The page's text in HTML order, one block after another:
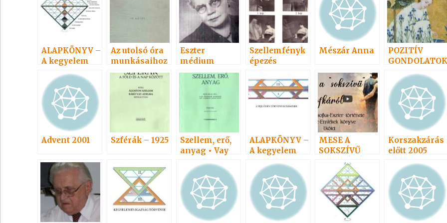
népszerűségi
sorrendben 1
ALAPKÖNYV –
A kegyelem
törvényvilága
4.
Az utolsó óra
munkásaihoz
IV. 1941
Eszter
médium
Szellemfényk
épezés
Mészár Anna
POZITÍV
GONDOLATOK
Advent 2001 Szférák – 1925
Szellem, erő,
anyag • Vay
Adelma
ALAPKÖNYV –
A kegyelem
törvényvilága
MESE A
SOKSZÍVŰ
ZSOFKÁRÓL
Korszakzárás
előtt 2005